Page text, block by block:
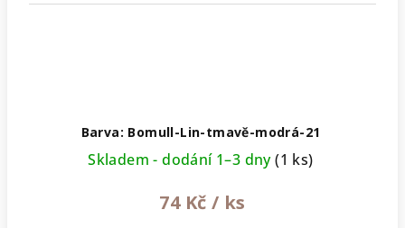
Barva: Bomull-Lin-tmavě-modrá-21
Skladem - dodání 1–3 dny(1 ks)
74 Kč / ks